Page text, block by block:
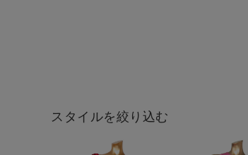
スタイルを絞り込む